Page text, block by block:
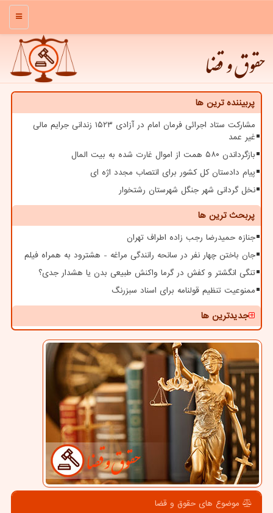
منو
حقوق و قضا
پربیننده ترین ها
مشارکت ستاد اجرائی فرمان امام در آزادی ۱۵۲۳ زندانی جرایم مالی
غیر عمد
بازگرداندن ۵۸۰ همت از اموال غارت شده به بیت المال
پیام دادستان کل کشور برای انتصاب مجدد اژه ای
نخل گردانی شهر جنگل شهرستان رشتخوار
پربحث ترین ها
جنازه حمیدرضا رجب زاده اطراف تهران
جان باختن چهار نفر در سانحه رانندگی مراغه - هشترود به همراه فیلم
تنگی انگشتر و کفش در گرما واکنش طبیعی بدن یا هشدار جدی؟
ممنوعیت تنظیم قولنامه برای اسناد سبزرنگ
جدیدترین ها
موضوع های حقوق و قضا